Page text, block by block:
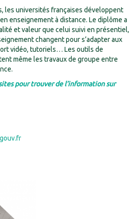
les universités françaises développent
enseignement à distance. Le diplôme a
et valeur que celui suivi en présentiel,
changent pour s’adapter aux
vidéo, tutoriels… Les outils de
même les travaux de groupe entre
pour trouver de l’information sur